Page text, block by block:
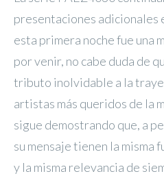
presentaciones adicionales
esta primera noche fue una
por venir, no cabe duda de
tributo inolvidable a la
artistas más queridos de la
sigue demostrando que, a
su mensaje tienen la misma
y la misma relevancia de